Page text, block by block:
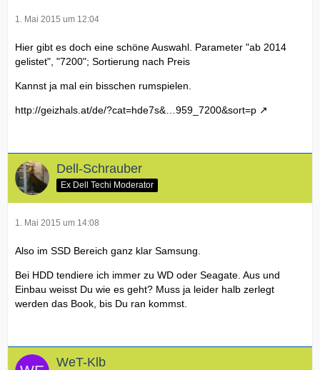
1. Mai 2015 um 12:04
Hier gibt es doch eine schöne Auswahl. Parameter "ab 2014
gelistet", "7200"; Sortierung nach Preis
Kannst ja mal ein bisschen rumspielen.
http://geizhals.at/de/?cat=hde7s&…959_7200&sort=p
Dell-Schrauber
Ex Dell Techi Moderator
1. Mai 2015 um 14:08
Also im SSD Bereich ganz klar Samsung.
Bei HDD tendiere ich immer zu WD oder Seagate. Aus und
Einbau weisst Du wie es geht? Muss ja leider halb zerlegt
werden das Book, bis Du ran kommst.
WeT-Klb